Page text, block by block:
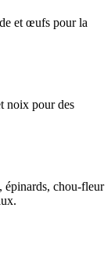
et œufs pour la
noix pour des
épinards, chou-fleur